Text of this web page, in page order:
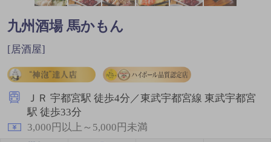
九州酒場 馬かもん
[居酒屋]
ＪＲ 宇都宮駅 徒歩4分／東武宇都宮線 東武宇都宮
駅 徒歩33分
3,000円以上～5,000円未満